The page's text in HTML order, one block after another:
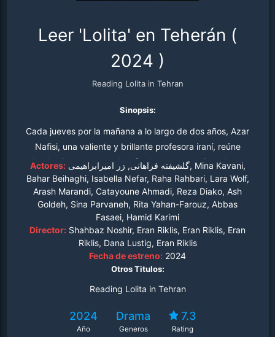
Leer 'Lolita' en Teherán (
2024 )
Reading Lolita in Tehran
Sinopsis:
Cada jueves por la mañana a lo largo de dos años, Azar
Nafisi, una valiente y brillante profesora iraní, reúne
clandestinamente en el salón de su casa a siete de sus
alumnas más aventajadas a fin de leer libros prohibidos:
obras de Jane Austen, Henry James, Scott Fitzgerald y,
por supuesto, de Vladimir Nabokov, el autor de Lolita.
Mientras las jóvenes poco a poco se expresan a través
de los libros, se dan cuenta cómo sus propias vidas se
van transformando y mezclando con la trama de las
obras a las que se entregan.
Actores: گلشیفته فراهانی, زر امیرابراهیمی, Mina Kavani,
Bahar Beihaghi, Isabella Nefar, Raha Rahbari, Lara Wolf,
Arash Marandi, Catayoune Ahmadi, Reza Diako, Ash
Goldeh, Sina Parvaneh, Rita Yahan-Farouz, Abbas
Fasaei, Hamid Karimi
Director: Shahbaz Noshir, Eran Riklis, Eran Riklis, Eran
Riklis, Dana Lustig, Eran Riklis
Fecha de estreno: 2024
Otros Titulos:
Reading Lolita in Tehran
2024
Año
Drama
Generos
7.3
Rating